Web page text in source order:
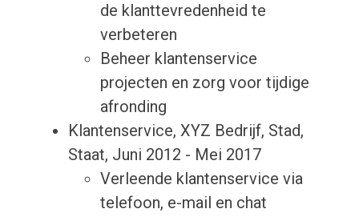
de klanttevredenheid te
verbeteren
Beheer klantenservice
projecten en zorg voor tijdige
afronding
Klantenservice, XYZ Bedrijf, Stad,
Staat, Juni 2012 - Mei 2017
Verleende klantenservice via
telefoon, e-mail en chat